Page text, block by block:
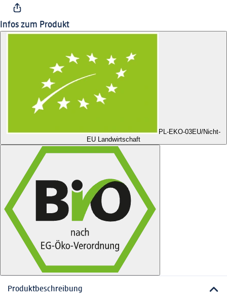
Infos zum Produkt
PL-EKO-03EU/Nicht-
EU Landwirtschaft
Produktbeschreibung